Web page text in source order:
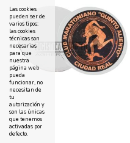
Las cookies
pueden ser de
varios tipos:
las cookies
técnicas son
necesarias
para que
nuestra
página web
pueda
funcionar, no
necesitan de
tu
autorización y
son las únicas
que tenemos
activadas por
defecto.